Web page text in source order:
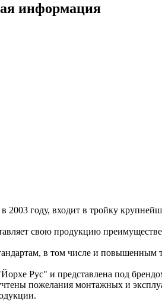
информация
году, входит в тройку
свою продукцию
в том числе и повышенным
Рус" и представлена под
пожелания монтажных и